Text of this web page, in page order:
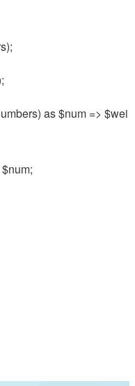
as $num => $wei